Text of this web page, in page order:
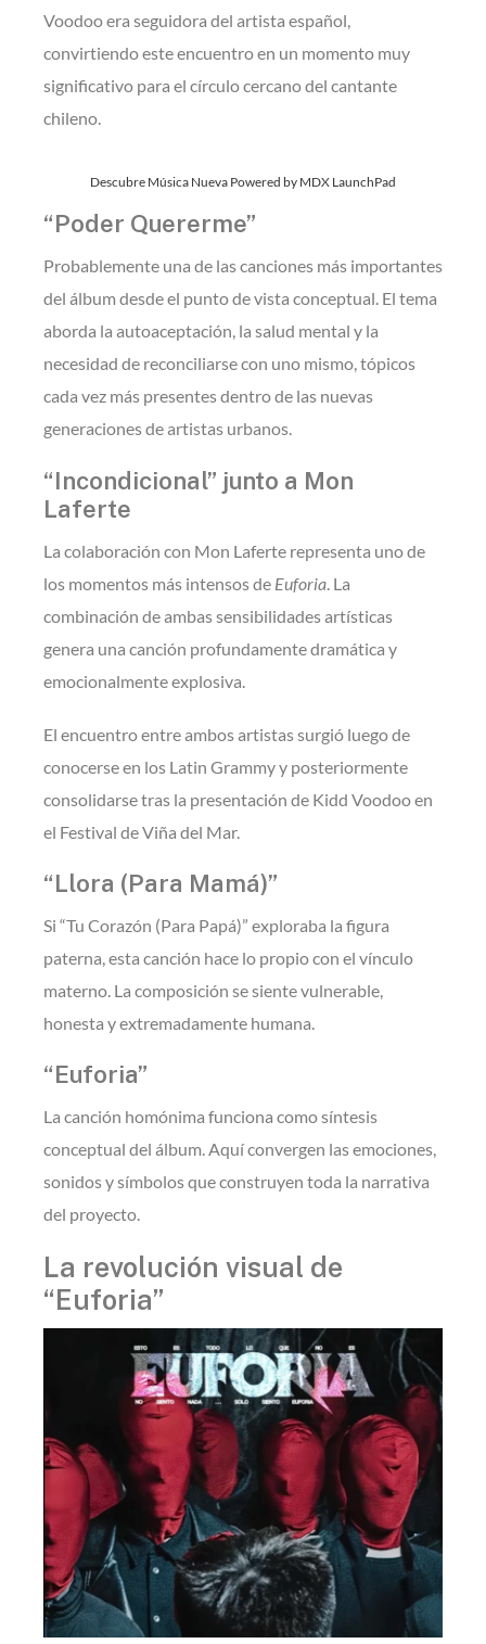
Voodoo era seguidora del artista español,
convirtiendo este encuentro en un momento muy
significativo para el círculo cercano del cantante
chileno.
Descubre Música Nueva Powered by MDX LaunchPad
“Poder Quererme”
Probablemente una de las canciones más importantes
del álbum desde el punto de vista conceptual. El tema
aborda la autoaceptación, la salud mental y la
necesidad de reconciliarse con uno mismo, tópicos
cada vez más presentes dentro de las nuevas
generaciones de artistas urbanos.
“Incondicional” junto a Mon
Laferte
La colaboración con Mon Laferte representa uno de
los momentos más intensos de Euforia . La
combinación de ambas sensibilidades artísticas
genera una canción profundamente dramática y
emocionalmente explosiva.
El encuentro entre ambos artistas surgió luego de
conocerse en los Latin Grammy y posteriormente
consolidarse tras la presentación de Kidd Voodoo en
el Festival de Viña del Mar.
“Llora (Para Mamá)”
Si “Tu Corazón (Para Papá)” exploraba la figura
paterna, esta canción hace lo propio con el vínculo
materno. La composición se siente vulnerable,
honesta y extremadamente humana.
“Euforia”
La canción homónima funciona como síntesis
conceptual del álbum. Aquí convergen las emociones,
sonidos y símbolos que construyen toda la narrativa
del proyecto.
La revolución visual de
“Euforia”